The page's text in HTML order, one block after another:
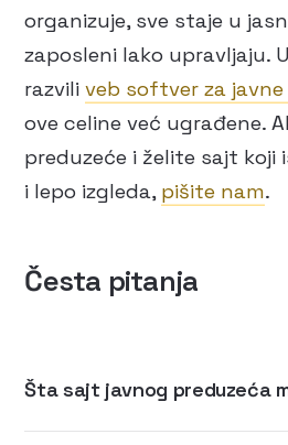
organizuje, sve staje u
zaposleni lako upravljaju.
razviliveb softver za
ove celine već ugrađene.
preduzeće i želite sajt koji
i lepo izgleda, pišite nam.
Česta pitanja
Šta sajt javnog preduzeća